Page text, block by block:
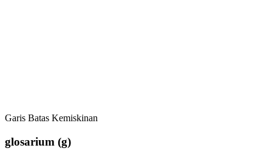
Garis Batas Kemiskinan
glosarium (g)